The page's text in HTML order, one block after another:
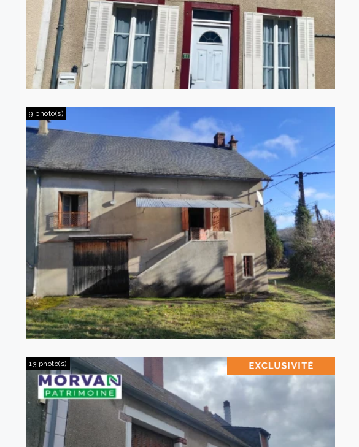
9 photo(s)
13 photo(s)